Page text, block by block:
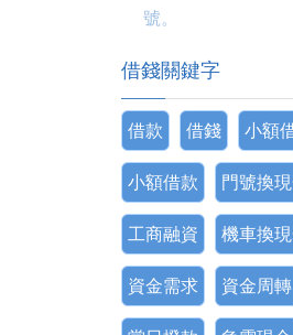
號。
借錢關鍵字
借款 借錢 小額
小額借款 門號換
工商融資 機車換
資金需求 資金周轉